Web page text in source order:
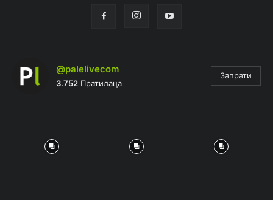
@palelivecom
3.752 Пратилаца
Запрати